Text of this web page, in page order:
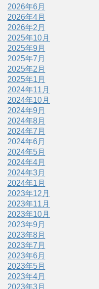
2026年6月
2026年4月
2026年2月
2025年10月
2025年9月
2025年7月
2025年2月
2025年1月
2024年11月
2024年10月
2024年9月
2024年8月
2024年7月
2024年6月
2024年5月
2024年4月
2024年3月
2024年1月
2023年12月
2023年11月
2023年10月
2023年9月
2023年8月
2023年7月
2023年6月
2023年5月
2023年4月
2023年3月